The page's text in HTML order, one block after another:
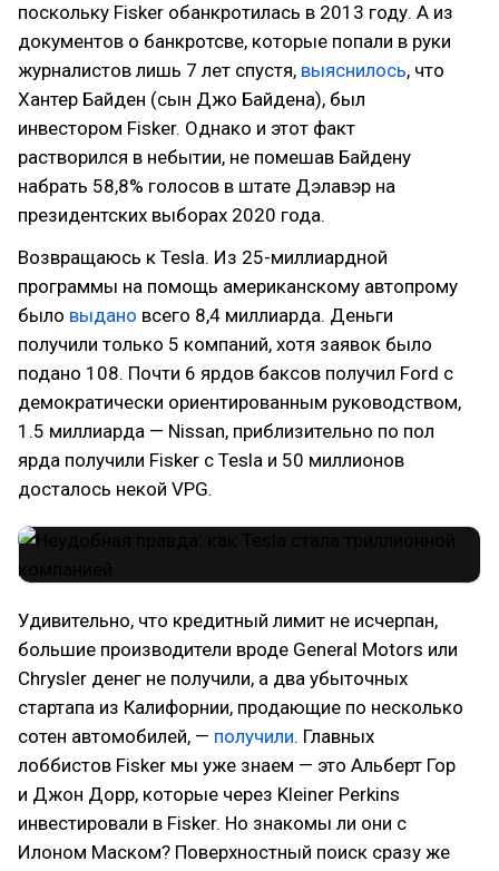
поскольку Fisker обанкротилась в 2013 году. А из
документов о банкротсве, которые попали в руки
журналистов лишь 7 лет спустя, выяснилось, что
Хантер Байден (сын Джо Байдена), был
инвестором Fisker. Однако и этот факт
растворился в небытии, не помешав Байдену
набрать 58,8% голосов в штате Дэлавэр на
президентских выборах 2020 года.
Возвращаюсь к Tesla. Из 25-миллиардной
программы на помощь американскому автопрому
было выдано всего 8,4 миллиарда. Деньги
получили только 5 компаний, хотя заявок было
подано 108. Почти 6 ярдов баксов получил Ford с
демократически ориентированным руководством,
1.5 миллиарда — Nissan, приблизительно по пол
ярда получили Fisker с Tesla и 50 миллионов
досталось некой VPG.
Удивительно, что кредитный лимит не исчерпан,
большие производители вроде General Motors или
Chrysler денег не получили, а два убыточных
стартапа из Калифорнии, продающие по несколько
сотен автомобилей, — получили. Главных
лоббистов Fisker мы уже знаем — это Альберт Гор
и Джон Дорр, которые через Kleiner Perkins
инвестировали в Fisker. Но знакомы ли они с
Илоном Маском? Поверхностный поиск сразу же